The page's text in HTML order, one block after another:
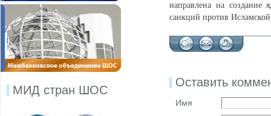
МИД стран ШОС
направлена на
санкций против
Оставить
Имя